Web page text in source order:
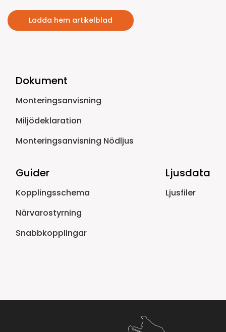
Ladda hem artikelblad
Dokument
Monteringsanvisning
Miljödeklaration
Monteringsanvisning Nödljus
Guider
Kopplingsschema
Närvarostyrning
Snabbkopplingar
Ljusdata
Ljusfiler